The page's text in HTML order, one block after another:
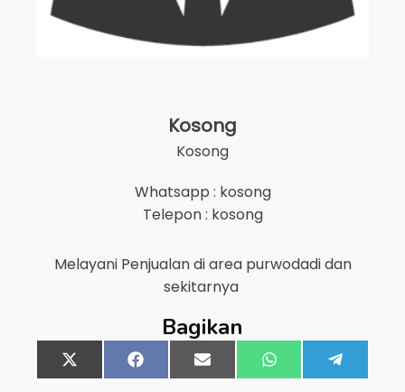
Kosong
Kosong
Whatsapp : kosong
Telepon : kosong
Melayani Penjualan di area purwodadidan
sekitarnya
Bagikan
Share
on
X
(Twitter)
Share
on
FacebookShare
on
Email Share
on
WhatsApp
on